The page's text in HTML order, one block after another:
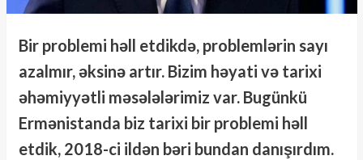
Bir problemi həll etdikdə, problemlərin sayı
azalmır, əksinə artır. Bizim həyati və tarixi
əhəmiyyətli məsələlərimiz var. Bugünkü
Ermənistanda biz tarixi bir problemi həll
etdik, 2018-ci ildən bəri bundan danışırdım.